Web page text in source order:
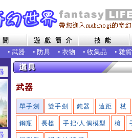
• 武器 • 防具 • 衣物 • 收集品 • 雜貨
武器
單手劍 雙手劍 鈍器 遠距 杖
鋼瓶 長槍 手把/人偶模型 槍